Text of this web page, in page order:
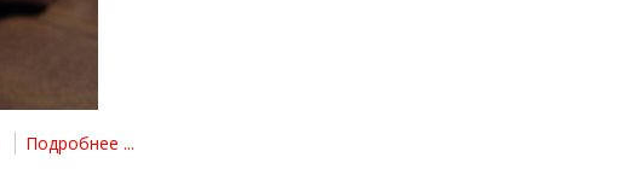
Подробнее ...